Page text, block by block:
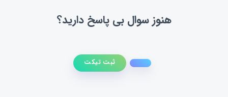
هنوز سوال بی پاسخ دارید؟
ثبت تیکت